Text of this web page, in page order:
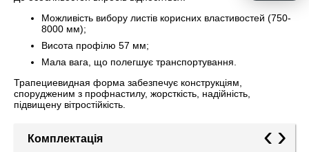
Можливість вибору листів корисних властивостей (750-
8000 мм);
Висота профілю 57 мм;
Мала вага, що полегшує транспортування.
Трапециевидная форма забезпечує конструкціям,
спорудженим з профнастилу, жорсткість, надійність,
підвищену вітростійкість.
Комплектація ‹ ›